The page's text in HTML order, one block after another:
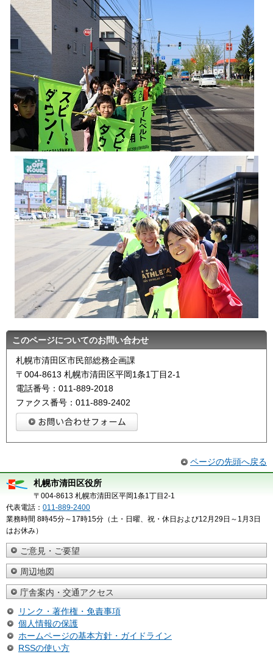
このページについてのお問い合わせ
札幌市清田区市民部総務企画課
〒004-8613 札幌市清田区平岡1条1丁目2-1
電話番号：011-889-2018
ファクス番号：011-889-2402
ページの先頭へ戻る
札幌市清田区役所
〒004-8613 札幌市清田区平岡1条1丁目2-1
代表電話： 011-889-2400
業務時間 8時45分～17時15分（土・日曜、祝・休日および12月29日～1月3日
はお休み）
ご意見・ご要望
周辺地図
庁舎案内・交通アクセス
リンク・著作権・免責事項
個人情報の保護
ホームページの基本方針・ガイドライン
RSSの使い方